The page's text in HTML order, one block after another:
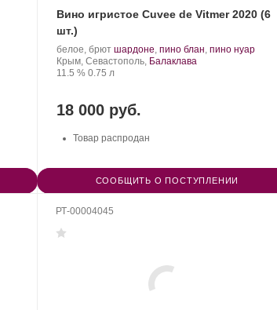
Вино игристое Cuvee de Vitmer 2020 (6
шт.)
Производитель:
Золотая
Балка.
белое, брют .
Сорт
винограда:
шардоне ,пино блан ,пино нуар.
Регион:
Крым, Севастополь, Балаклава
Крепость
11.5 %. Объем
0.75 л
18 000 руб.
Товар распродан
СООБЩИТЬ О ПОСТУПЛЕНИИ
РТ-00004045